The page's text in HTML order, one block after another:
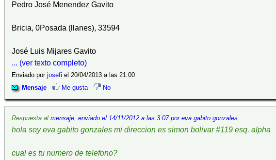
Pedro José Menendez Gavito
Bricia, 0Posada (llanes), 33594
José Luis Mijares Gavito
... (ver texto completo)
Enviado por josefi el 20/04/2013 a las 21:00
Mensaje
Me gusta No
Respuesta al mensaje, enviado el 14/11/2012 a las 3:07 por eva gabito gonzales:
hola soy eva gabito gonzales mi direccion es simon bolivar #119 esq. alpha
cual es tu numero de telefono?